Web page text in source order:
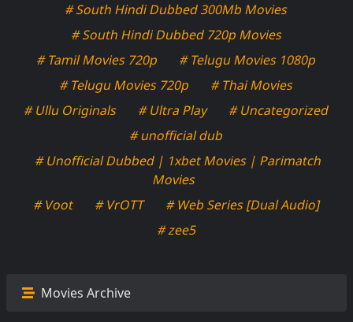
# South Hindi Dubbed 300Mb Movies
# South Hindi Dubbed 720p Movies
# Tamil Movies 720p
# Telugu Movies 1080p
# Telugu Movies 720p
# Thai Movies
# Ullu Originals
# Ultra Play
# Uncategorized
# unofficial dub
# Unofficial Dubbed | 1xbet Movies | Parimatch
Movies
# Voot
# VrOTT
# Web Series [Dual Audio]
# zee5
Movies Archive